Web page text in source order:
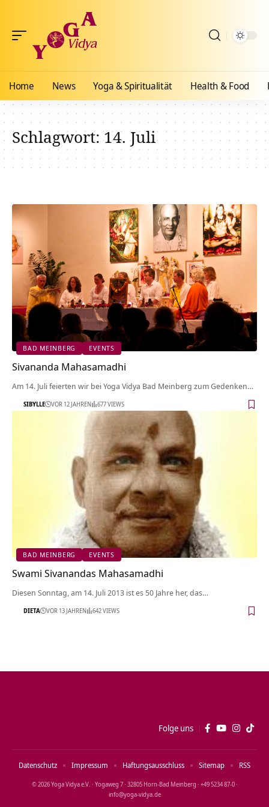
Home News Yoga & Spiritualität Health & Food
Schlagwort:14. Juli
BAD MEINBERG EVENTS
Sivananda Mahasamadhi
Am 14. Juli feierten wir bei Yoga Vidya Bad Meinberg zum Gedenken…
SIBYLLE VOR 12 JAHREN 677 VIEWS
BAD MEINBERG EVENTS
Swami Sivanandas Mahasamadhi
Diesen Sonntag, am 14. Juli 2013 ist es 50 Jahre her, das…
DIETA VOR 13 JAHREN 642 VIEWS
Folge uns
© 2026 Yoga Vidya e.V. · Yogaweg 7 · 32805 Horn‑Bad Meinberg · +49 5234 87‑0 ·
info@yoga‑vidya.de
Datenschutz Impressum Haftungsausschluss Sitemap RSS